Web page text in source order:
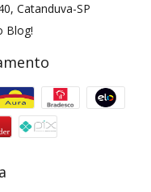
Catanduva-SP
Blog!
GANHE5